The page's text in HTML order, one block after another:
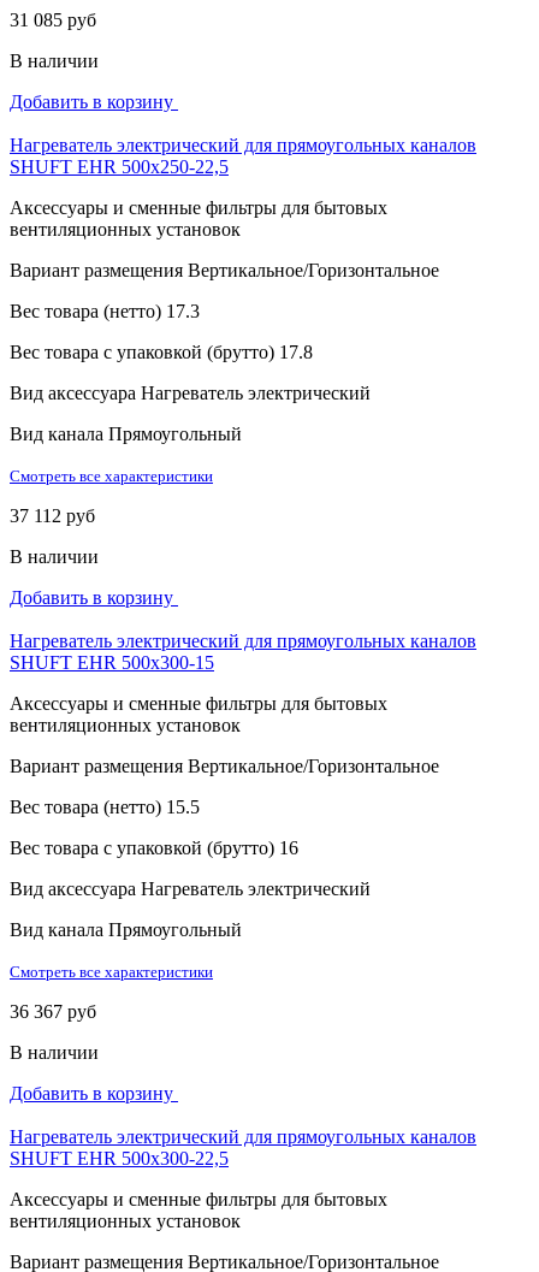
31 085 руб
В наличии
Добавить в корзину
Нагреватель электрический для прямоугольных каналов
SHUFT EHR 500x250-22,5
Аксессуары и сменные фильтры для бытовых
вентиляционных установок
Вариант размещения Вертикальное/Горизонтальное
Вес товара (нетто) 17.3
Вес товара с упаковкой (брутто) 17.8
Вид аксессуара Нагреватель электрический
Вид канала Прямоугольный
Смотреть все характеристики
37 112 руб
В наличии
Добавить в корзину
Нагреватель электрический для прямоугольных каналов
SHUFT EHR 500x300-15
Аксессуары и сменные фильтры для бытовых
вентиляционных установок
Вариант размещения Вертикальное/Горизонтальное
Вес товара (нетто) 15.5
Вес товара с упаковкой (брутто) 16
Вид аксессуара Нагреватель электрический
Вид канала Прямоугольный
Смотреть все характеристики
36 367 руб
В наличии
Добавить в корзину
Нагреватель электрический для прямоугольных каналов
SHUFT EHR 500x300-22,5
Аксессуары и сменные фильтры для бытовых
вентиляционных установок
Вариант размещения Вертикальное/Горизонтальное